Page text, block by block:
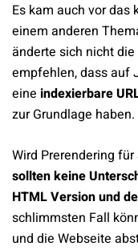
Es kam auch vor
einem anderen
änderte sich nicht die
empfehlen, dass auf
eine indexierbare
zur Grundlage haben.
Wird Prerendering
sollten keine
HTML Version und
schlimmsten Fall
und die Webseite